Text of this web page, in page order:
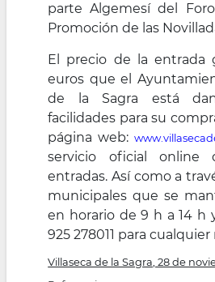
parte Algemesí del
Promoción de las
El precio de la entrada
euros que el
de la Sagra está
facilidades para su
página web:
servicio oficial online
entradas. Así como a
municipales que se
en horario de 9 h a 14 h
925 278011 para cualquier
Villaseca de la Sagra, 28 de